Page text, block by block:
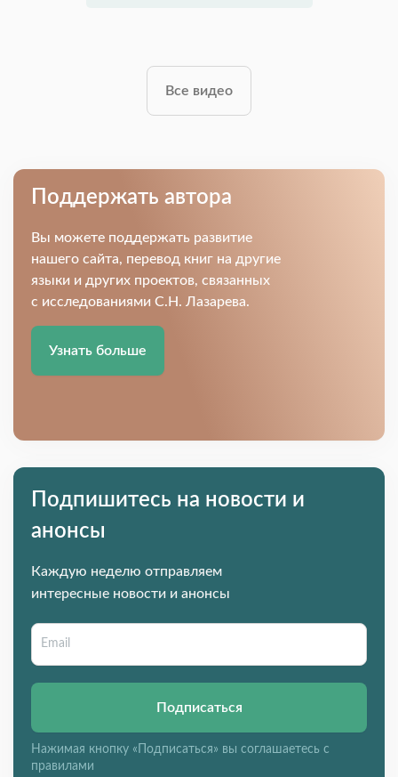
Все видео
Поддержать автора
Вы можете поддержать развитие
нашего сайта, перевод книг на другие
языки и других проектов, связанных
с исследованиями С.Н. Лазарева.
Узнать больше
Подпишитесь на новости и
анонсы
Каждую неделю отправляем
интересные новости и анонсы
Подписаться
Нажимая кнопку «Подписаться» вы соглашаетесь с
правилами